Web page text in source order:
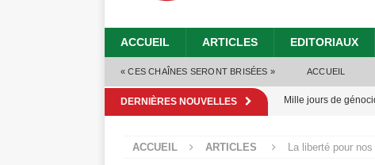
ACCUEIL ARTICLES EDITORIAUX
« CES CHAÎNES SERONT BRISÉES » ACCUEIL
DERNIÈRES NOUVELLES Mille jours de
Alors que Trump
ACCUEIL ARTICLES La liberté pour